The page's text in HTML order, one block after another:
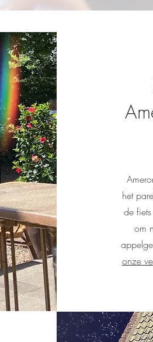
het
de
om
onze